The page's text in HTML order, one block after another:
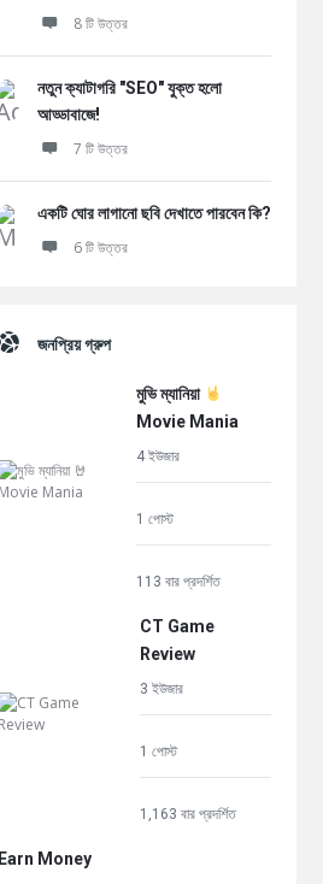
8 টি উত্তর
নতুন ক্যাটাগরি "SEO" যুক্ত হলো
আড্ডাবাজে!
7 টি উত্তর
একটি ঘোর লাগানো ছবি দেখাতে পারবেন কি?
6 টি উত্তর
জনপ্রিয় গ্রুপ
মুভি ম্যানিয়া
Movie Mania
4 ইউজার
1 পোস্ট
113 বার প্রদর্শিত
CT Game
Review
3 ইউজার
1 পোস্ট
1,163 বার প্রদর্শিত
Earn Money